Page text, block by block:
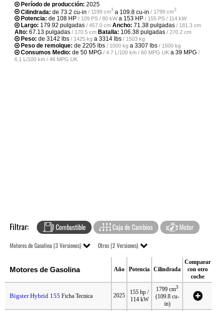
Período de producción: 2025
Cilindrada: de 73.2 cu-in / 1199 cm3 a 109.8 cu-in / 1799 cm3
Potencia: de 108 HP / 109 PS / 80 kWa 153 HP / 155 PS / 114 kW
Largo: 179.92 pulgadas / 457.0 cm Ancho: 71.38 pulgadas / 181.3 cm
Alto: 67.13 pulgadas / 170.5 cm Batalla: 106.38 pulgadas / 270.2 cm
Peso: de 3142 lbs / 1425 kg a 3314 lbs / 1503 kg
Peso de remolque: de 2205 lbs / 1000 kg a 3307 lbs / 1500 kg
Consumos Medio: de 50 MPG / 4.7 L/100 km / 60 MPG UK a 39 MPG /
6.1 L/100 km / 46 MPG UK
Filtrar: Combustible Caja de Cambios Motor
Motores de Gasolina (3 Versiones) Otros (2 Versiones)
Motores de Gasolina Año Potencia Cilindrada
Comparar
con otro
coche
Bigster Hybrid 155 Ficha Tecnica 2025
155 hp /
114 kW
1799 cm3
(109.8 cu-
in)